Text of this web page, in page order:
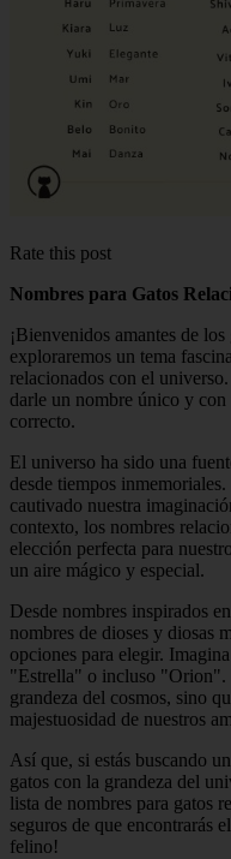
Rate this post
Nombres para Gatos
¡Bienvenidos amantes de
exploraremos un tema
relacionados con el
darle un nombre único y
correcto.
El universo ha sido una
desde tiempos
cautivado nuestra
contexto, los nombres
elección perfecta para
un aire mágico y especial.
Desde nombres inspirados
nombres de dioses y diosas
opciones para elegir.
"Estrella" o incluso "Orion".
grandeza del cosmos, sino
majestuosidad de nuestros
Así que, si estás buscando
gatos con la grandeza del
lista de nombres para gatos
seguros de que encontrarás
felino!